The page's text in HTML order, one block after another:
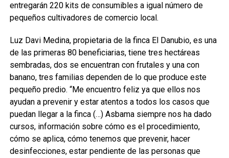
entregarán 220 kits de consumibles a igual número de
pequeños cultivadores de comercio local.
Luz Davi Medina, propietaria de la finca El Danubio, es una
de las primeras 80 beneficiarias, tiene tres hectáreas
sembradas, dos se encuentran con frutales y una con
banano, tres familias dependen de lo que produce este
pequeño predio. “Me encuentro feliz ya que ellos nos
ayudan a prevenir y estar atentos a todos los casos que
puedan llegar a la finca (…) Asbama siempre nos ha dado
cursos, información sobre cómo es el procedimiento,
cómo se aplica, cómo tenemos que prevenir, hacer
desinfecciones, estar pendiente de las personas que